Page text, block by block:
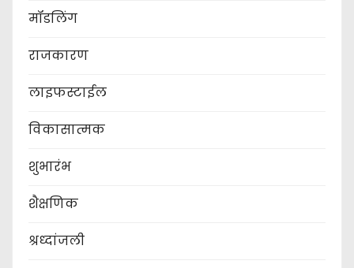
मॉडलिंग
राजकारण
लाइफस्टाईल
विकासात्मक
शुभारंभ
शैक्षणिक
श्रध्दांजली